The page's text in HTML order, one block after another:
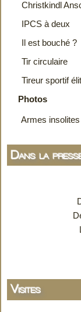
Christkindl
IPCS à deux
Il est bouché ?
Tir circulaire
Tireur sportif
Photos
Armes insolites
Dans la
Visites